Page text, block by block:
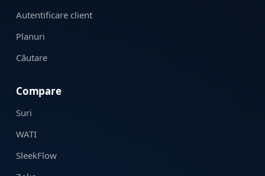
Autentificare client
Planuri
Căutare
Compare
Suri
WATI
SleekFlow